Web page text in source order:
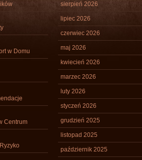
w Domu
Centrum
sierpień 2026
lipiec 2026
czerwiec 2026
maj 2026
kwiecień 2026
marzec 2026
luty 2026
styczeń 2026
grudzień 2025
listopad 2025
październik 2025